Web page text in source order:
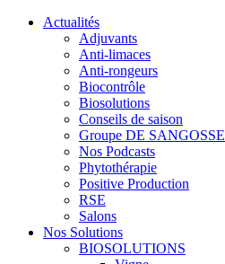
Actualités
Adjuvants
Anti-limaces
Anti-rongeurs
Biocontrôle
Biosolutions
Conseils de saison
Groupe DE SANGOSSE
Nos Podcasts
Phytothérapie
Positive Production
RSE
Salons
Nos Solutions
BIOSOLUTIONS